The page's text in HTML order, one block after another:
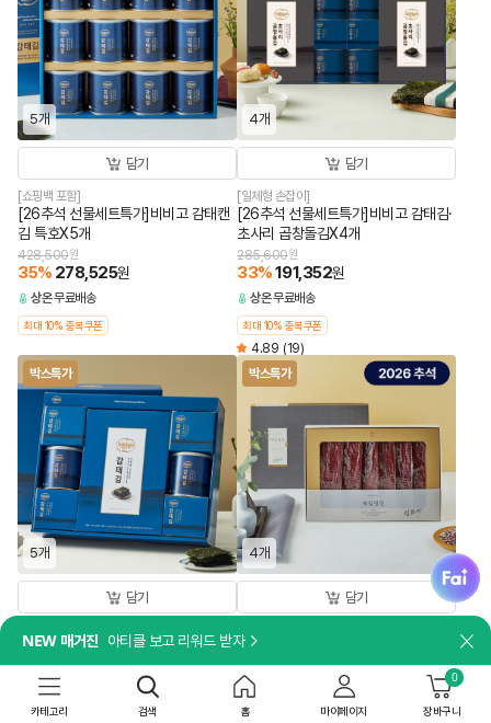
5개
담기
[쇼핑백 포함]
[26추석 선물세트특가]비비고 감태캔
김 특호X5개
428,500원
35% 278,525원
상온무료배송
최대 10% 중복쿠폰
4개
담기
[일체형 손잡이]
[26추석 선물세트특가]비비고 감태김·
초사리 곱창돌김X4개
285,600원
33%191,352원
상온무료배송
최대 10% 중복쿠폰
4.89 (19)
박스특가
5개
담기
[쇼핑백 포함]
[26추석 선물세트특가]비비고 감태김
혼합 1호X5개
244,500
33%163,815
박스특가
4개
담기
[26추석 선물세트특가]제일명인 한우
육포X4개
349,600
23 269,192원
NEW 매거진 아티클 보고 리워드 받자
fai
카테고리 검색 홈 마이페이지 장바구니
0